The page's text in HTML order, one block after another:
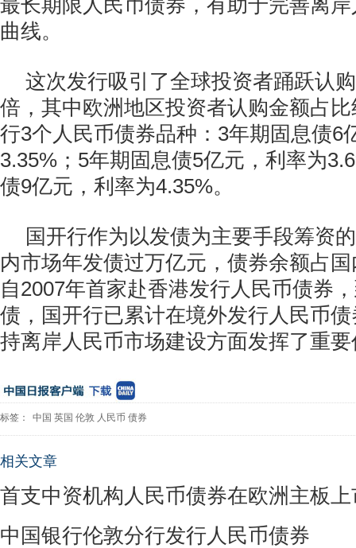
最长期限人民币债券，有助于完善离
曲线。
这次发行吸引了全球投资者踊跃认
倍，其中欧洲地区投资者认购金额占
行3个人民币债券品种：3年期固息债6
3.35%；5年期固息债5亿元，利率为
债9亿元，利率为4.35%。
国开行作为以发债为主要手段筹资
内市场年发债过万亿元，债券余额占
自2007年首家赴香港发行人民币债券
债，国开行已累计在境外发行人民币
持离岸人民币市场建设方面发挥了重
标签： 中国 英国 伦敦 人民币 债券
相关文章
首支中资机构人民币债券在欧洲主板上
中国银行伦敦分行发行人民币债券